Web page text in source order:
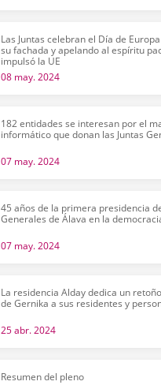
Las Juntas celebran el Día de
su fachada y apelando al espíritu
impulsó la UE
08 may. 2024
182 entidades se interesan por el
informático que donan las Juntas
07 may. 2024
45 años de la primera presidencia
Generales de Álava en la
07 may. 2024
La residencia Alday dedica un
de Gernika a sus residentes y
25 abr. 2024
Resumen del pleno